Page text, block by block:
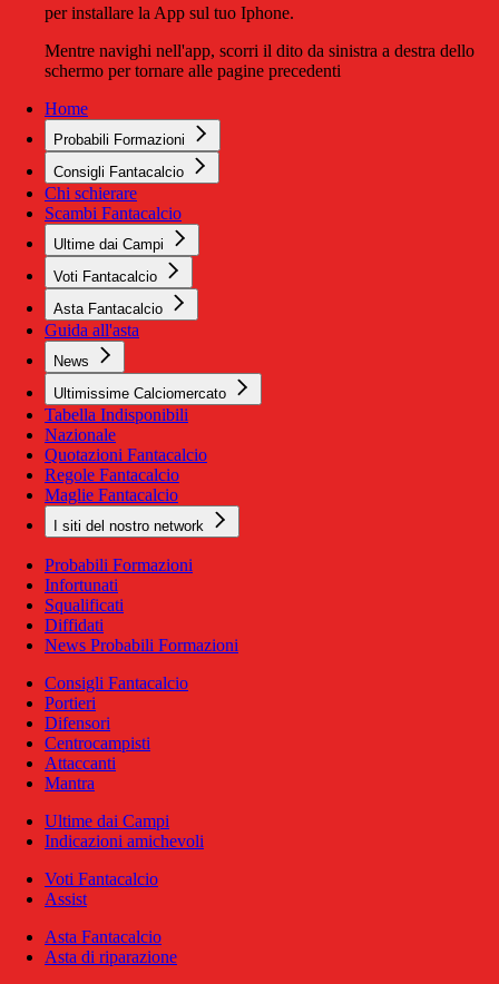
per installare la App sul tuo Iphone.
Mentre navighi nell'app, scorri il dito da sinistra a destra dello
schermo per tornare alle pagine precedenti
Home
Probabili Formazioni
Consigli Fantacalcio
Chi schierare
Scambi Fantacalcio
Ultime dai Campi
Voti Fantacalcio
Asta Fantacalcio
Guida all'asta
News
Ultimissime Calciomercato
Tabella Indisponibili
Nazionale
Quotazioni Fantacalcio
Regole Fantacalcio
Maglie Fantacalcio
I siti del nostro network
Probabili Formazioni
Infortunati
Squalificati
Diffidati
News Probabili Formazioni
Consigli Fantacalcio
Portieri
Difensori
Centrocampisti
Attaccanti
Mantra
Ultime dai Campi
Indicazioni amichevoli
Voti Fantacalcio
Assist
Asta Fantacalcio
Asta di riparazione